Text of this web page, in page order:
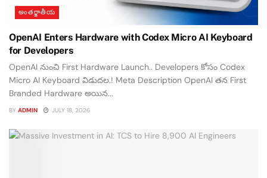
అంతర్జాతీయ
OpenAI Enters Hardware with Codex Micro AI Keyboard
for Developers
OpenAI నుంచి First Hardware Launch.. Developers కోసం Codex
Micro AI Keyboard విడుదల.! Meta Description OpenAI తన First
Branded Hardware అయిన...
BY ADMIN JULY 18, 2026